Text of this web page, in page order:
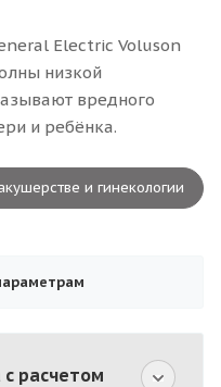
Electric Voluson
низкой
вредного
и ребёнка.
и гинекологии
расчетом